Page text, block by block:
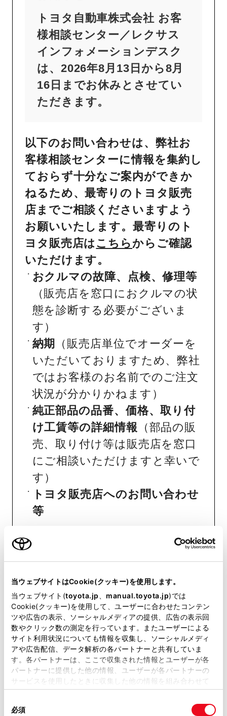
当ウェブサイトはCookie(クッキー)を使用します。
当ウェブサイト(toyota.jp manual.toyota.jp)では
Cookie(クッキー)を使用して、ユーザーに合わせたコンテン
ツや広告の表示、ソーシャルメディアの提供、広告の表示回
数やクリック数の測定を行っています。またユーザーによる
サイト利用状況についても情報を収集し、ソーシャルメディ
アや広告配信、データ解析の各パートナーと共有していま
す。各パートナーは、ここで収集された情報とユーザーが各
パートナーに提供した他の情報、ユーザーが各パートナーの
サービスを使用したときに収集した他の情報を組み合わせて
使用することがあります。当ウェブサイトの使用を続行する
必須
トヨタ自動車株式会社 お客
様相談センター／レクサス
インフォメーションデスク
は、2026年8月13日から8月
16日までお休みとさせてい
ただきます。
以下のお問い合わせは、弊社お
客様相談センターに情報を集約し
ておらず十分なご案内ができか
ねるため、最寄りのトヨタ販売
店までご相談くださいますよう
お願いいたします。最寄りのト
ヨタ販売店はこちら からご確認
いただけます。
おクルマの故障、点検、修理等
（販売店を窓口におクルマの状
態を診断する必要がございま
す）
納期
（販売店単位でオーダーを
いただいておりますため、弊社
ではお客様のお名前でのご注文
状況が分かりかねます）
純正部品の品番、価格、取り付
け工賃等の詳細情報 （部品の販
売、取り付け等は販売店を窓口
にご相談いただけますと幸いで
す）
トヨタ販売店へのお問い合わせ
等
おクルマに関するお問い合わせ
が可能です。
リコール等情報はこちら